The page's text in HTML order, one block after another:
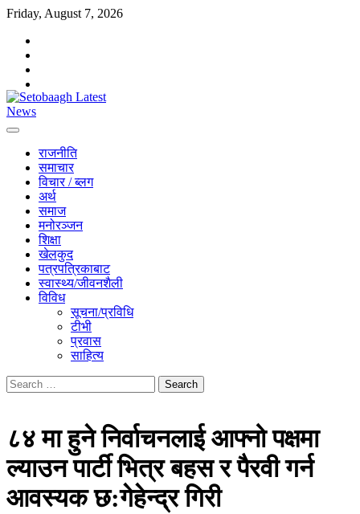
Skip
content
Friday, August 7, 2026
राजनीति
समाचार
विचार / ब्लग
अर्थ
समाज
मनोरञ्जन
शिक्षा
खेलकुद
पत्रपत्रिकाबाट
स्वास्थ्य/जीवनशैली
विविध
सूचना/प्रविधि
टीभी
प्रवास
साहित्य
Search
for:
८४ मा हुने निर्वाचनलाई आफ्नो पक्षमा
ल्याउन पार्टी भित्र बहस र पैरवी गर्न
आवस्यक छ:गेहेन्द्र गिरी